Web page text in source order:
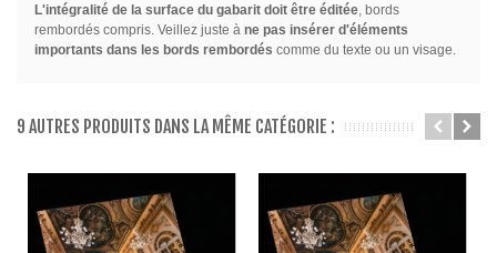
L'intégralité de la surface du gabarit doit être éditée, bords
rembordés compris. Veillez juste à ne pas insérer d'éléments
importants dans les bords rembordés comme du texte ou un visage.
9 AUTRES PRODUITS DANS LA MÊME CATÉGORIE :